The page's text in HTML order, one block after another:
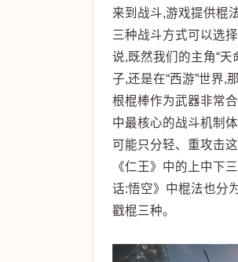
来到战斗,游戏提供棍
三种战斗方式可以选
说,既然我们的主角“天
子,还是在“西游”世界,
根棍棒作为武器非常
中最核心的战斗机制
可能只分轻、重攻击
《仁王》中的上中下
话:悟空》中棍法也分
戳棍三种。